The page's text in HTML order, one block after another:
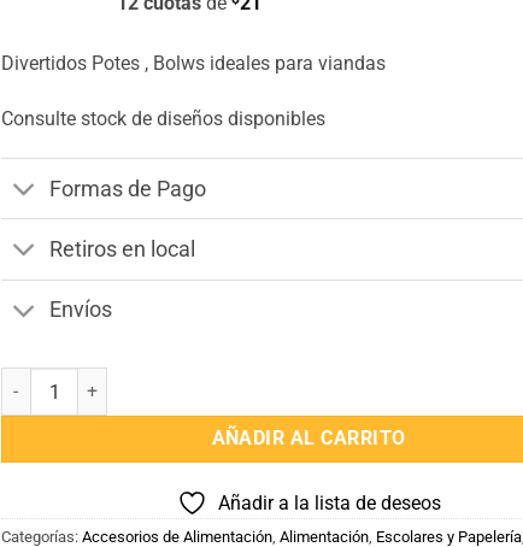
Divertidos Potes , Bolws ideales para viandas
Consulte stock de diseños disponibles
Formas de Pago
Retiros en local
Envíos
Bowls Tupper con divertidos diseños cantidad
AÑADIR AL CARRITO
Añadir a la lista de deseos
Categorías: Accesorios de Alimentación Alimentación Escolares y Papelería